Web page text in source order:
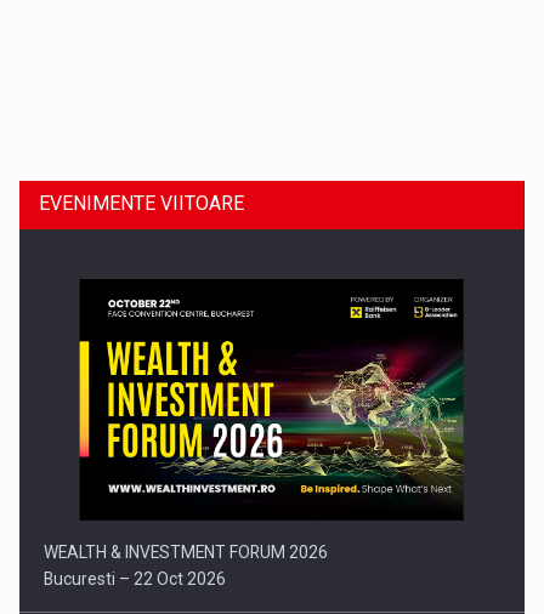
Comunicat de presa: Joburile part-time reincep sa intre pe…
EVENIMENTE VIITOARE
WEALTH & INVESTMENT FORUM 2026
Bucuresti – 22 Oct 2026